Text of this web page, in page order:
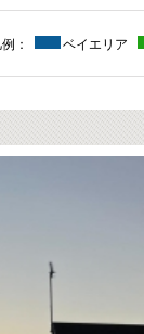
： ベイエリア